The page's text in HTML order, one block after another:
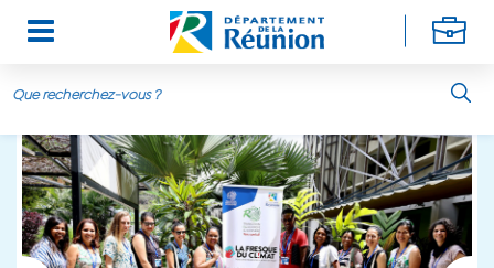
Aller au contenu principal